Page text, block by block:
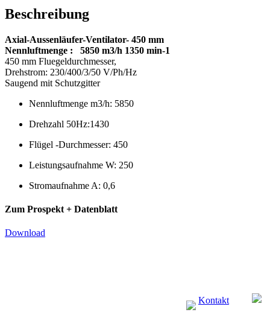
Beschreibung
Axial-Aussenläufer-Ventilator- 450 mm
Nennluftmenge : 5850 m3/h 1350 min-1
450 mm Fluegeldurchmesser,
Drehstrom: 230/400/3/50 V/Ph/Hz
Saugend mit Schutzgitter
Nennluftmenge m3/h: 5850
Drehzahl 50Hz:1430
Flügel -Durchmesser: 450
Leistungsaufnahme W: 250
Stromaufnahme A: 0,6
Zum Prospekt + Datenblatt
Download
Kontakt